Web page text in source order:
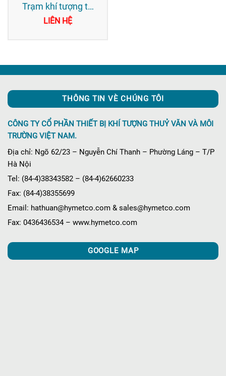
Trạm khí tượng tự
động – Onset
LIÊN HỆ
THÔNG TIN VÈ CHÚNG TÔI
CÔNG TY CỔ PHẦN THIẾT BỊ KHÍ TƯỢNG THUỶ VĂN VÀ MÔI
TRƯỜNG VIỆT NAM.
Địa chỉ: Ngõ 62/23 – Nguyễn Chí Thanh – Phường Láng – T/P
Hà Nội
Tel: (84-4)38343582 – (84-4)62660233
Fax: (84-4)38355699
Email: hathuan@hymetco.com & sales@hymetco.com
Fax: 0436436534 – www.hymetco.com
GOOGLE MAP